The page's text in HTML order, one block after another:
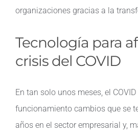
organizaciones gracias a la
Tecnología para
crisis del COVID
En tan solo unos meses, el
funcionamiento cambios que se
años en el sector empresarial y,